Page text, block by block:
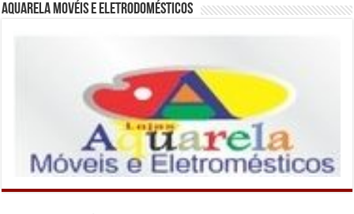
Aquarela Movéis e Eletrodomésticos